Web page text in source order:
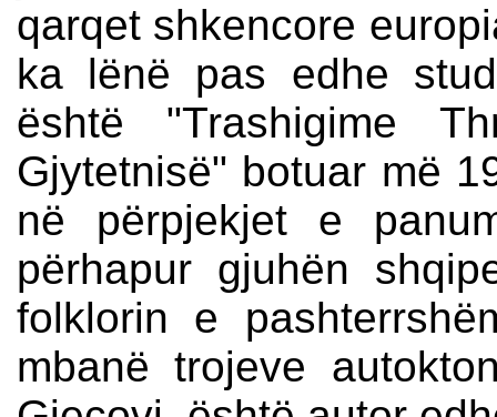
qarqet shkencore
ka lënë pas edhe
është "Trashigime
Gjytetnisë" botuar më
në përpjekjet e
përhapur gjuhën
folklorin e
mbanë trojeve